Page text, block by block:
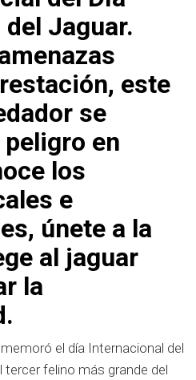
Jaguar.
este
se
en
los
e
únete a la
al jaguar
la
el día Internacional del
tercer felino más grande del